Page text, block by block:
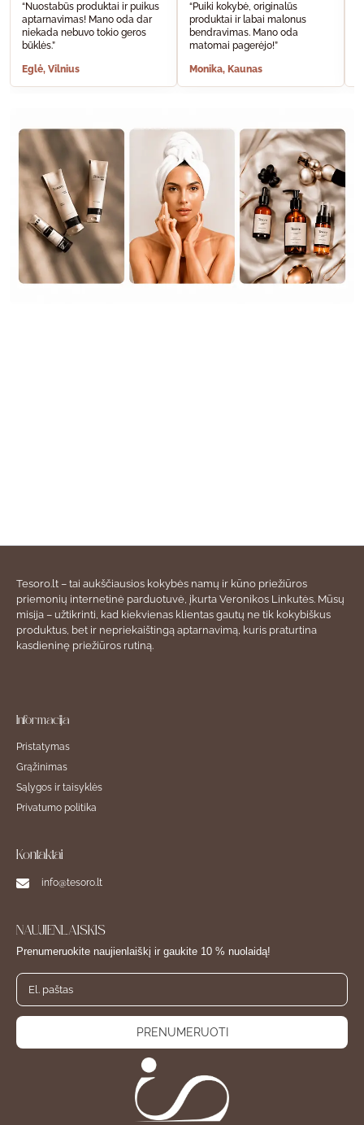
“Nuostabūs produktai ir puikus
aptarnavimas! Mano oda dar
niekada nebuvo tokio geros
būklės.”
Eglė, Vilnius
“Puiki kokybė, originalūs
produktai ir labai malonus
bendravimas. Mano oda
matomai pagerėjo!”
Monika, Kaunas
Tesoro.lt – tai aukščiausios kokybės namų ir kūno priežiūros
priemonių internetinė parduotuvė, įkurta Veronikos Linkutės. Mūsų
misija – užtikrinti, kad kiekvienas klientas gautų ne tik kokybiškus
produktus, bet ir nepriekaištingą aptarnavimą, kuris praturtina
kasdieninę priežiūros rutiną.
Informacija
Pristatymas
Grąžinimas
Sąlygos ir taisyklės
Privatumo politika
Kontaktai
info@tesoro.lt
NAUJIENLAIŠKIS
Prenumeruokite naujienlaiškį ir gaukite 10 % nuolaidą!
PRENUMERUOTI